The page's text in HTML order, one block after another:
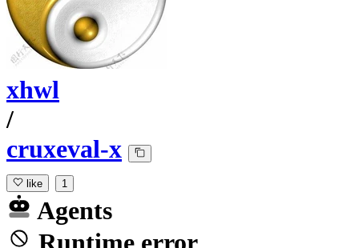
xhwl
/
cruxeval-x
like 1
Agents